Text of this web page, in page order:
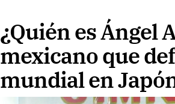
¿Quién es Ángel
mexicano que
mundial en